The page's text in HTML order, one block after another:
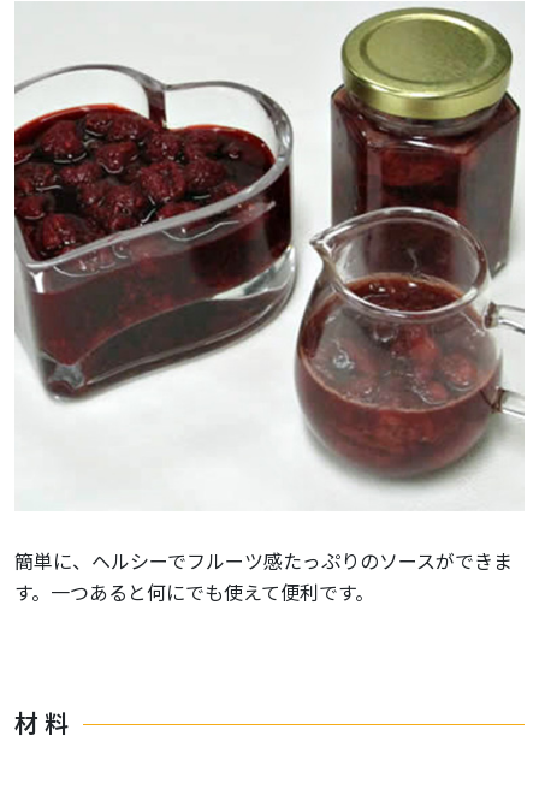
簡単に、ヘルシーでフルーツ感たっぷりのソースができま
す。一つあると何にでも使えて便利です。
材 料